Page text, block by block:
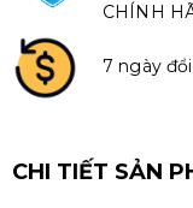
CHÍNH
7 ngày
CHI TIẾT SẢN